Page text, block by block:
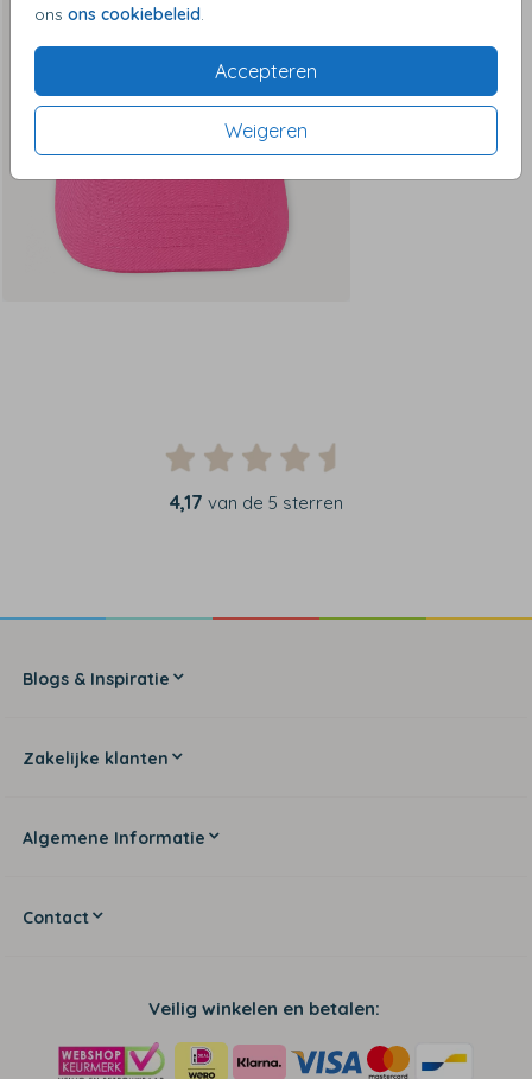
ons ons cookiebeleid.
Accepteren
Weigeren
4,17 van de 5 sterren
Blogs & Inspiratie
Zakelijke klanten
Algemene Informatie
Contact
Veilig winkelen en betalen: